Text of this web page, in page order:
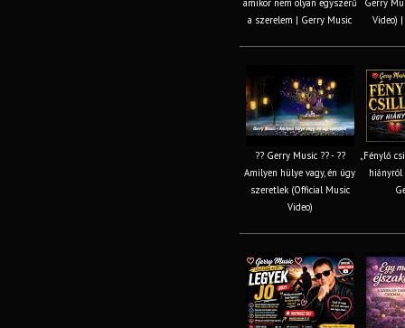
a szerelem | Gerry Music
Video)
?? Gerry Music ?? - ??
Amilyen hülye vagy, én úgy
szeretlek (Official Music
Video)
„Fénylő
hiányról